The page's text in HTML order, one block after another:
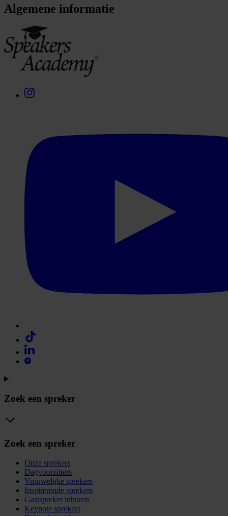
Algemene informatie
Zoek een spreker
Zoek een spreker
Onze sprekers
Dagvoorzitters
Vrouwelijke sprekers
Inspirerende sprekers
Gastspreker inhuren
Keynote sprekers